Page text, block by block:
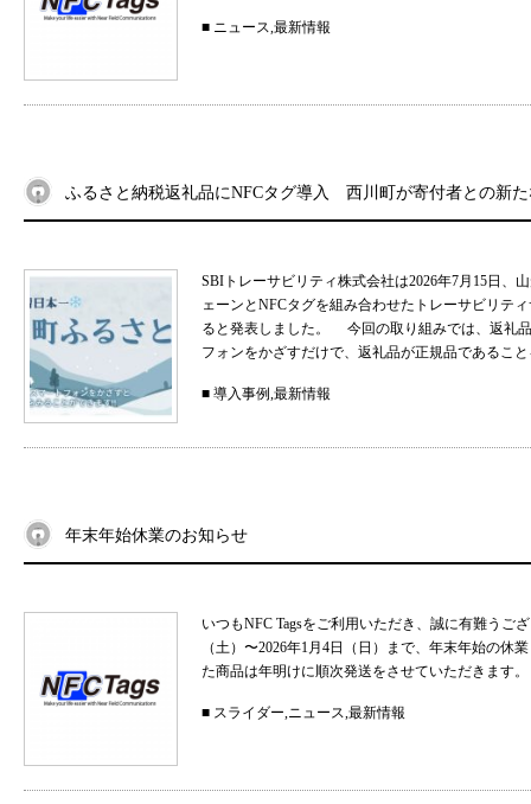
■ ニュース,最新情報
ふるさと納税返礼品にNFCタグ導入 西川町が寄付者との新
SBIトレーサビリティ株式会社は2026年7月15日、
ェーンとNFCタグを組み合わせたトレーサビリテ
ると発表しました。 今回の取り組みでは、返礼
フォンをかざすだけで、返礼品が正規品であるこ
■ 導入事例,最新情報
年末年始休業のお知らせ
いつもNFC Tagsをご利用いただき、誠に有難う
（土）〜2026年1月4日（日）まで、年末年始の
た商品は年明けに順次発送をさせていただきます
■ スライダー,ニュース,最新情報